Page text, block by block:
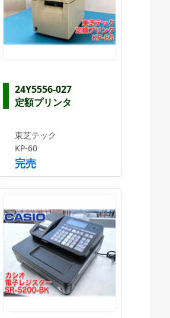
24Y5556-027
定額プリンタ
東芝テック
KP-60
完売